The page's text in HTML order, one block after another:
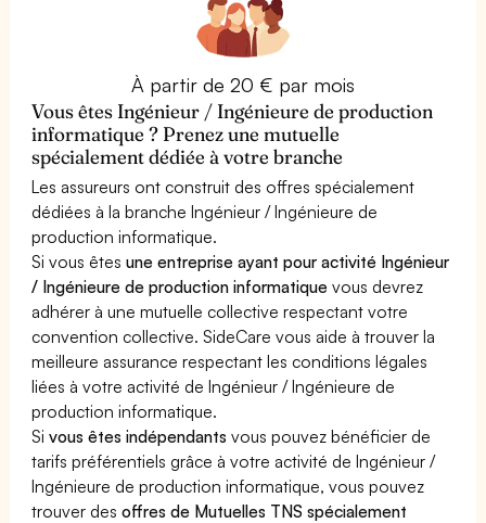
À partir de 20 € par mois
Vous êtes Ingénieur / Ingénieure de production
informatique ? Prenez une mutuelle
spécialement dédiée à votre branche
Les assureurs ont construit des offres spécialement
dédiées à la branche Ingénieur / Ingénieure de
production informatique.
Si vous êtesune entreprise ayant pour activité Ingénieur
/ Ingénieure de production informatique vous devrez
adhérer à une mutuelle collective respectant votre
convention collective. SideCare vous aide à trouver la
meilleure assurance respectant les conditions légales
liées à votre activité de Ingénieur / Ingénieure de
production informatique.
Sivous êtes indépendants vous pouvez bénéficier de
tarifs préférentiels grâce à votre activité de Ingénieur /
Ingénieure de production informatique, vous pouvez
trouver desoffres de Mutuelles TNS spécialement